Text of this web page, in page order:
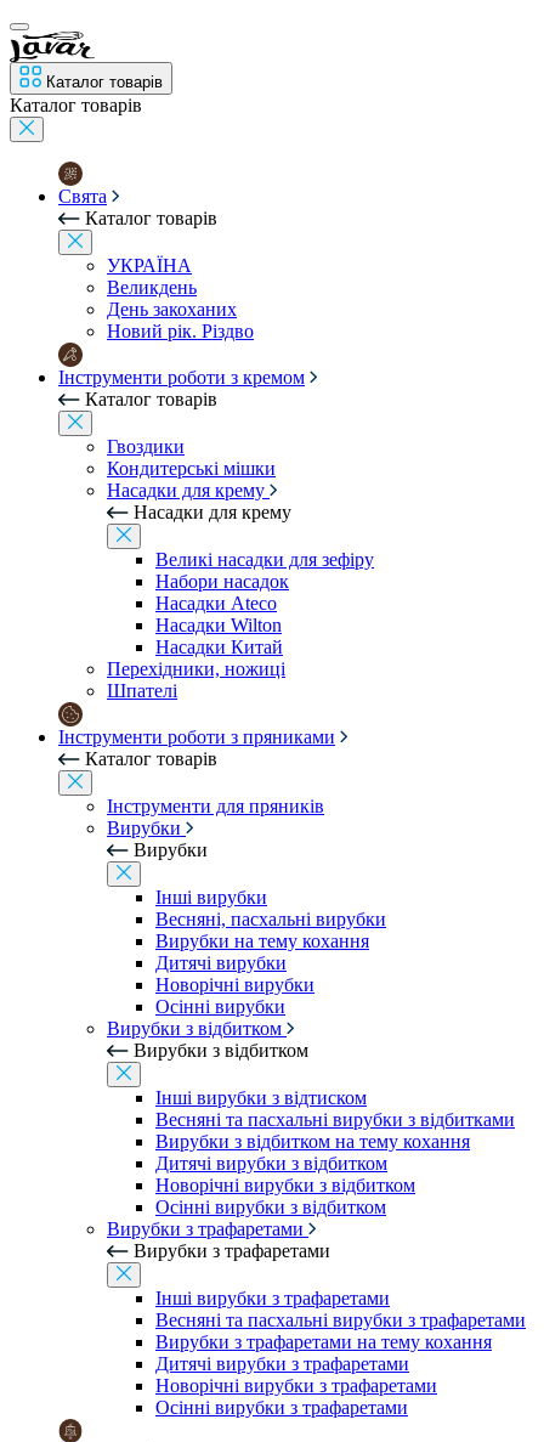
Каталог товарів
Каталог товарів
Свята
Каталог товарів
УКРАЇНА
Великдень
День закоханих
Новий рік. Різдво
Інструменти роботи з кремом
Каталог товарів
Гвоздики
Кондитерські мішки
Насадки для крему
Насадки для крему
Великі насадки для зефіру
Набори насадок
Насадки Ateco
Насадки Wilton
Насадки Китай
Перехідники, ножиці
Шпателі
Інструменти роботи з пряниками
Каталог товарів
Інструменти для пряників
Вирубки
Вирубки
Інші вирубки
Весняні, пасхальні вирубки
Вирубки на тему кохання
Дитячі вирубки
Новорічні вирубки
Осінні вирубки
Вирубки з відбитком
Вирубки з відбитком
Інші вирубки з відтиском
Весняні та пасхальні вирубки з відбитками
Вирубки з відбитком на тему кохання
Дитячі вирубки з відбитком
Новорічні вирубки з відбитком
Осінні вирубки з відбитком
Вирубки з трафаретами
Вирубки з трафаретами
Інші вирубки з трафаретами
Весняні та пасхальні вирубки з трафаретами
Вирубки з трафаретами на тему кохання
Дитячі вирубки з трафаретами
Новорічні вирубки з трафаретами
Осінні вирубки з трафаретами